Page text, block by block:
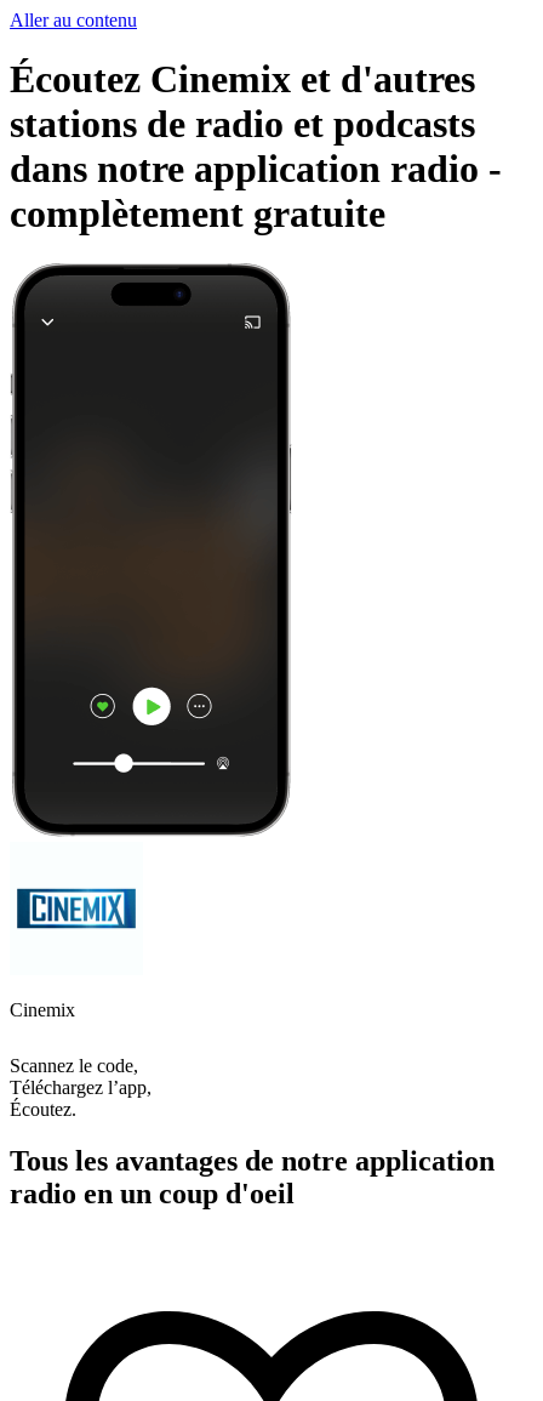
Aller au contenu
Écoutez Cinemix et d'autres
stations de radio et podcasts
dans notre application radio -
complètement gratuite
Cinemix
Scannez le code,
Téléchargez l’app,
Écoutez.
Tous les avantages de notre application
radio en un coup d'oeil